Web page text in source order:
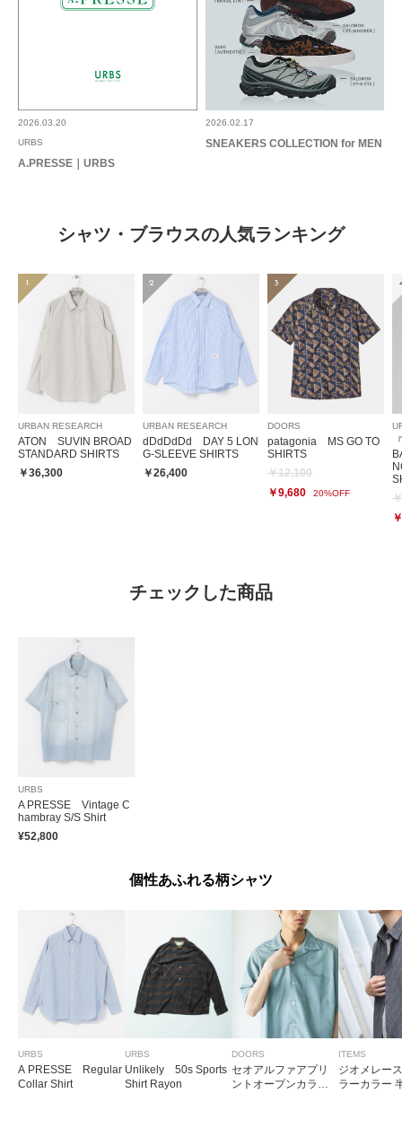
2026.03.20
URBS
A.PRESSE｜URBS
2026.02.17
SNEAKERS COLLECTION for MEN
シャツ・ブラウスの人気ランキング
1
URBAN RESEARCH
ATON SUVIN BROAD
STANDARD SHIRTS
￥36,300
2
URBAN RESEARCH
dDdDdDd DAY 5 LON
G-SLEEVE SHIRTS
￥26,400
3
DOORS
patagonia MS GO TO
SHIRTS
￥12,100
￥9,680
20%OFF
チェックした商品
URBS
A PRESSE Vintage C
hambray S/S Shirt
¥52,800
個性あふれる柄シャツ
URBS
A PRESSE Regular
Collar Shirt
URBS
Unlikely 50s Sports
Shirt Rayon
DOORS
セオアルファアプリ
ントオープンカラー
ITEMS
ジオメレー
ラーカラー